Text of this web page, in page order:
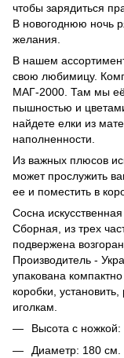
чтобы зарядиться
В новогоднюю ночь
желания.
В нашем
свою любимицу.
МАГ-2000. Там мы
пышностью и
найдете елки из
наполненности.
Из важных плюсов
может прослужить
ее и поместить в
Сосна
Сборная, из трех
подвержена
Производитель -
упакована
коробки,
иголкам.
Высота с ножкой:
Диаметр: 180 см.